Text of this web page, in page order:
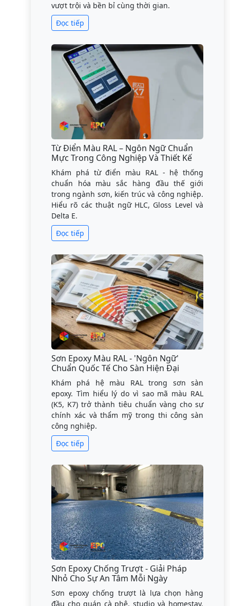
vượt trội và bền bỉ cùng thời gian.
Đọc tiếp
Từ Điển Màu RAL – Ngôn Ngữ Chuẩn
Mực Trong Công Nghiệp Và Thiết Kế
Khám phá từ điển màu RAL - hệ thống
chuẩn hóa màu sắc hàng đầu thế giới
trong ngành sơn, kiến trúc và công nghiệp.
Hiểu rõ các thuật ngữ HLC, Gloss Level và
Delta E.
Đọc tiếp
Sơn Epoxy Màu RAL - 'Ngôn Ngữ'
Chuẩn Quốc Tế Cho Sàn Hiện Đại
Khám phá hệ màu RAL trong sơn sàn
epoxy. Tìm hiểu lý do vì sao mã màu RAL
(K5, K7) trở thành tiêu chuẩn vàng cho sự
chính xác và thẩm mỹ trong thi công sàn
công nghiệp.
Đọc tiếp
Sơn Epoxy Chống Trượt - Giải Pháp
Nhỏ Cho Sự An Tâm Mỗi Ngày
Sơn epoxy chống trượt là lựa chọn hàng
đầu cho quán cà phê, studio và homestay.